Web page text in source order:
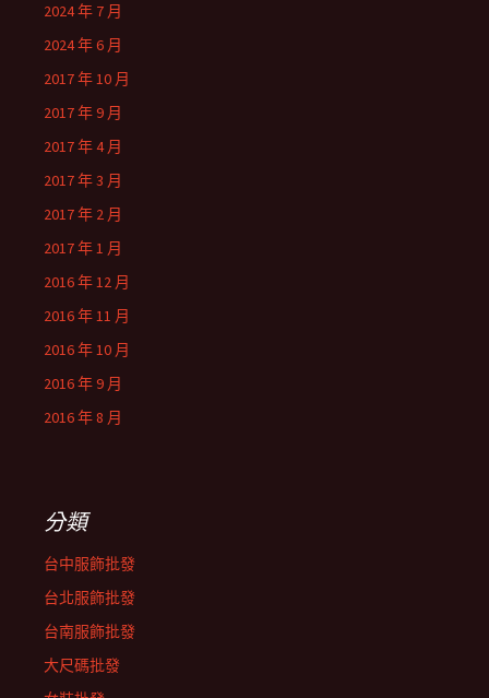
2024 年 7 月
2024 年 6 月
2017 年 10 月
2017 年 9 月
2017 年 4 月
2017 年 3 月
2017 年 2 月
2017 年 1 月
2016 年 12 月
2016 年 11 月
2016 年 10 月
2016 年 9 月
2016 年 8 月
分類
台中服飾批發
台北服飾批發
台南服飾批發
大尺碼批發